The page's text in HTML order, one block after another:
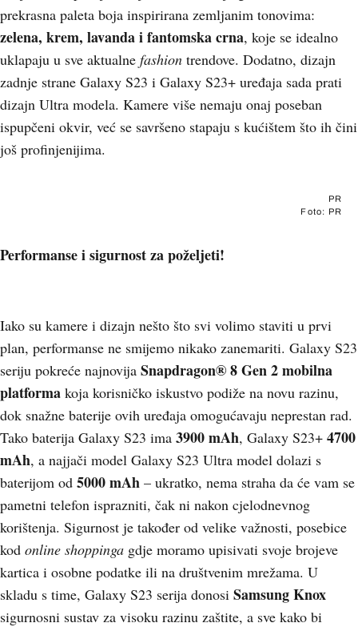
prekrasna paleta boja inspirirana zemljanim tonovima:
zelena, krem, lavanda i fantomska crna, koje se idealno
uklapaju u sve aktualne fashion trendove. Dodatno, dizajn
zadnje strane Galaxy S23 i Galaxy S23+ uređaja sada prati
dizajn Ultra modela. Kamere više nemaju onaj poseban
ispupčeni okvir, već se savršeno stapaju s kućištem što ih čini
još profinjenijima.
PR
Foto: PR
Performanse i sigurnost za poželjeti!
Iako su kamere i dizajn nešto što svi volimo staviti u prvi
plan, performanse ne smijemo nikako zanemariti. Galaxy S23
seriju pokreće najnovija Snapdragon® 8 Gen 2mobilna
platforma koja korisničko iskustvo podiže na novu razinu,
dok snažne baterije ovih uređaja omogućavaju neprestan rad.
Tako baterija Galaxy S23 ima 3900 mAh, Galaxy S23+ 4700
mAh, a najjači model Galaxy S23 Ultra model dolazi s
baterijom od 5000 mAh – ukratko, nema straha da će vam se
pametni telefon isprazniti, čak ni nakon cjelodnevnog
korištenja. Sigurnost je također od velike važnosti, posebice
kod online shoppinga gdje moramo upisivati svoje brojeve
kartica i osobne podatke ili na društvenim mrežama. U
skladu s time, Galaxy S23 serija donosi Samsung Knox
sigurnosni sustav za visoku razinu zaštite, a sve kako bi